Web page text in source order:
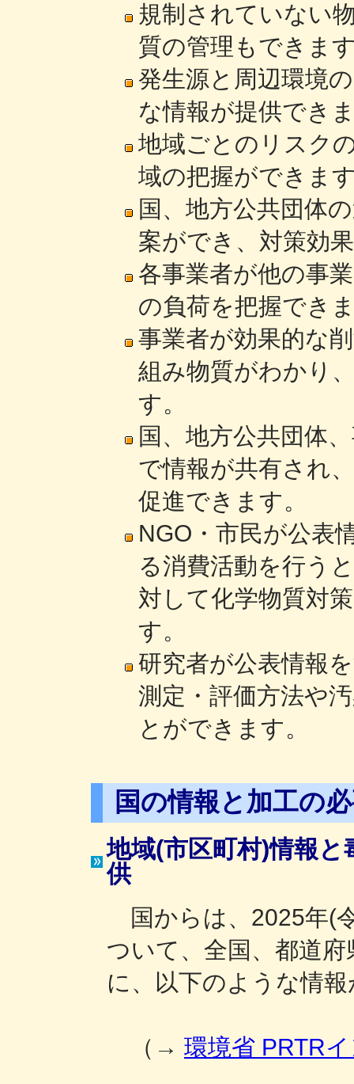
規制されていない
質の管理もできま
発生源と周辺環境
な情報が提供でき
地域ごとのリスク
域の把握ができま
国、地方公共団体
案ができ、対策効
各事業者が他の事
の負荷を把握でき
事業者が効果的な
組み物質がわかり
す。
国、地方公共団体
で情報が共有され
促進できます。
NGO・市民が公表
る消費活動を行う
対して化学物質対
す。
研究者が公表情報
測定・評価方法や
とができます。
国の情報と加工の
地域(市区町村)情報
供
国からは、2025年(
ついて、全国、都道
に、以下のような情
（→ 環境省 PRTR